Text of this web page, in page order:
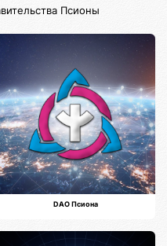
Псионы
DAO Псиона